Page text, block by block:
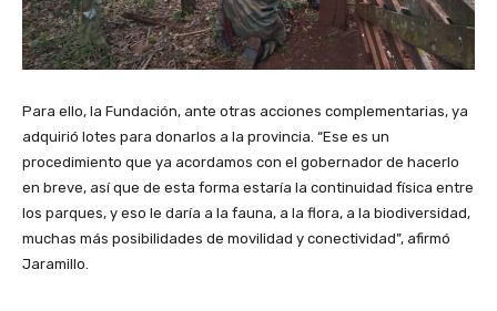
Para ello, la Fundación, ante otras acciones complementarias, ya
adquirió lotes para donarlos a la provincia. “Ese es un
procedimiento que ya acordamos con el gobernador de hacerlo
en breve, así que de esta forma estaría la continuidad física entre
los parques, y eso le daría a la fauna, a la flora, a la biodiversidad,
muchas más posibilidades de movilidad y conectividad”, afirmó
Jaramillo.